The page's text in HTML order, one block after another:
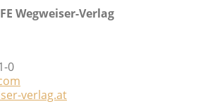
Wegweiser-Verlag
0
verlag.at